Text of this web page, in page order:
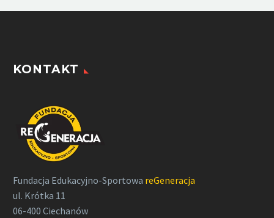
KONTAKT
Fundacja Edukacyjno-Sportowa reGeneracja
ul. Krótka 11
06-400 Ciechanów